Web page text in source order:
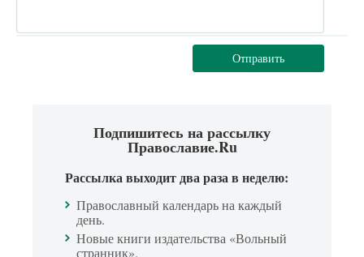
Отправить
Подпишитесь на рассылку
Православие.Ru
Рассылка выходит два раза в неделю:
Православный календарь на каждый
день.
Новые книги издательства «Вольный
странник».